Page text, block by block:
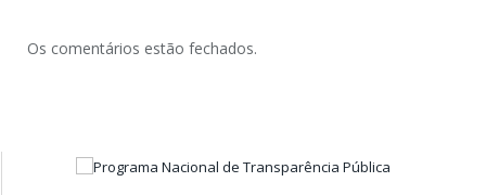
Os comentários estão fechados.